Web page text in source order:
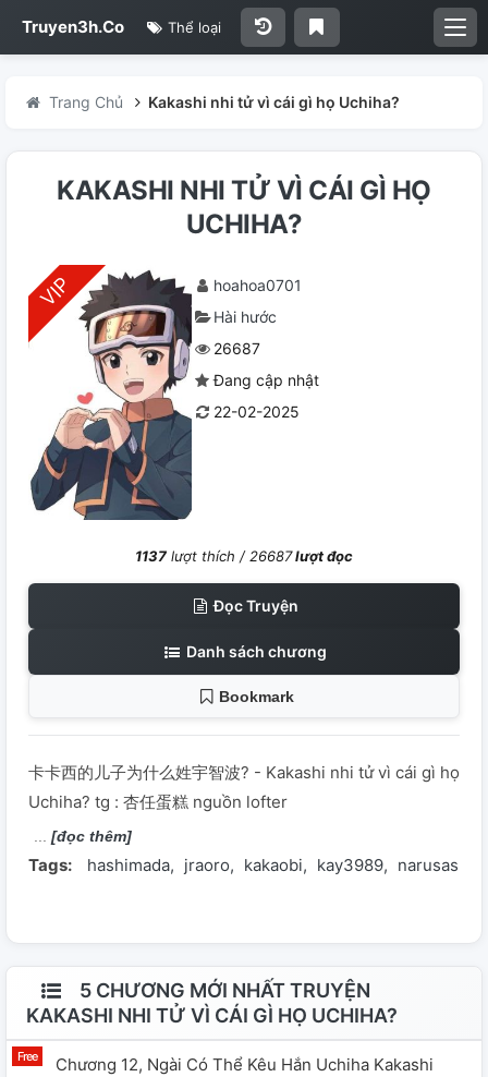
Truyen3h.Co Thể loại
Trang Chủ Kakashi nhi tử vì cái gì họ Uchiha?
KAKASHI NHI TỬ VÌ CÁI GÌ HỌ
UCHIHA?
hoahoa0701
Hài hước
26687
Đang cập nhật
22-02-2025
1137 lượt thích /26687lượt đọc
Đọc Truyện
Danh sách chương
Bookmark
卡卡西的儿子为什么姓宇智波? - Kakashi nhi tử vì cái gì họ
Uchiha? tg : 杏任蛋糕 nguồn lofter
[đọc thêm]
Tags: hashimada jraoro kakaobi kay3989 narusasu
5 CHƯƠNG MỚI NHẤT TRUYỆN
KAKASHI NHI TỬ VÌ CÁI GÌ HỌ UCHIHA?
Chương 12, Ngài Có Thể Kêu Hắn Uchiha Kakashi